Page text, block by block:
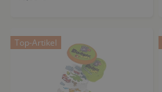
Top-Artikel